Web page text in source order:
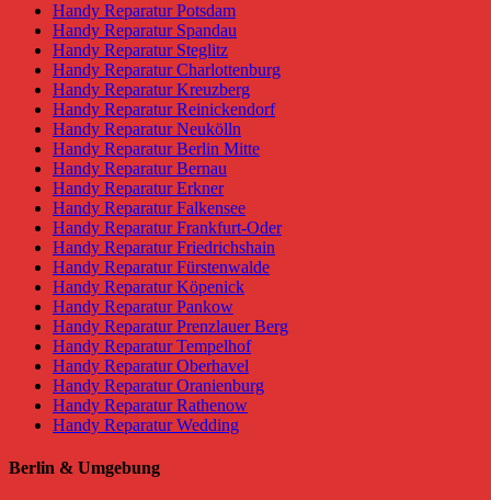
Handy Reparatur Potsdam
Handy Reparatur Spandau
Handy Reparatur Steglitz
Handy Reparatur Charlottenburg
Handy Reparatur Kreuzberg
Handy Reparatur Reinickendorf
Handy Reparatur Neukölln
Handy Reparatur Berlin Mitte
Handy Reparatur Bernau
Handy Reparatur Erkner
Handy Reparatur Falkensee
Handy Reparatur Frankfurt-Oder
Handy Reparatur Friedrichshain
Handy Reparatur Fürstenwalde
Handy Reparatur Köpenick
Handy Reparatur Pankow
Handy Reparatur Prenzlauer Berg
Handy Reparatur Tempelhof
Handy Reparatur Oberhavel
Handy Reparatur Oranienburg
Handy Reparatur Rathenow
Handy Reparatur Wedding
Berlin & Umgebung